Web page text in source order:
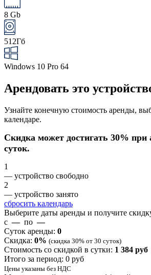
8 Gb
512Гб
Windows 10 Pro 64
Арендовать это
Узнайте конечную стоимость аренды,
календаре.
Скидка может достигать 30% при
суток.
1
— устройство свободно
2
— устройство занято
сбросить календарь
Выберите даты аренды и получите
с — по —
Суток аренды: 0
Скидка: 0% (скидка 30% от 30 суток)
Стоимость со скидкой в сутки: 1 384 руб
Итого за период: 0 руб
Цены указаны без НДС